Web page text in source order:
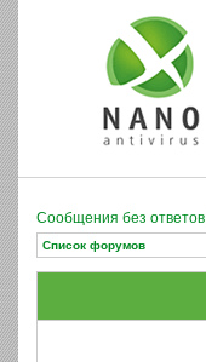
Сообщения без ответов
Список форумов